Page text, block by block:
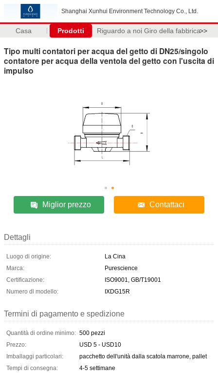
Shanghai Xunhui Environment Technology Co., Ltd.
Casa Prodotti Riguardo a noi Giro della fabbrica>>
Tipo multi contatori per acqua del getto di DN25/singolo
contatore per acqua della ventola del getto con l'uscita di
impulso
Miglior prezzo Contattaci
Dettagli
Luogo di origine:
La Cina
Marca:
Purescience
Certificazione:
ISO9001, GB/T19001
Numero di modello:
IXDG15R
Termini di pagamento e spedizione
Quantità di ordine minimo: 500 pezzi
Prezzo:
USD 5 - USD10
Imballaggi particolari:
pacchetto dell'unità dalla scatola marrone, pallet
Tempi di consegna:
4-5 settimane